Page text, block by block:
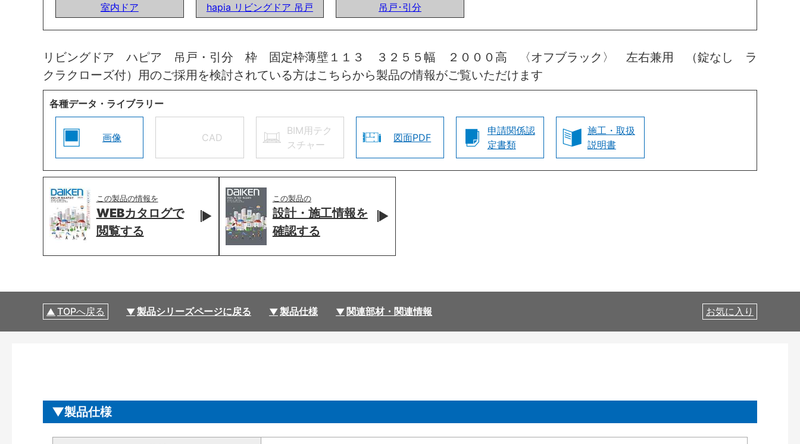
室内ドア
hapia リビングドア 吊戸 吊戸･引分
リビングドア ハピア 吊戸・引分 枠 固定枠薄壁１１３ ３２５５幅 ２０００高 〈オフブラック〉 左右兼用 （錠なし ラ
クラクローズ付）用のご採用を検討されている方はこちらから製品の情報がご覧いただけます
各種データ・ライブラリー
画像 CAD
BIM用テク
スチャー
図面PDF
申請関係認
定書類
施工・取扱
説明書
この製品の情報を
WEBカタログで
閲覧する
この製品の
設計・施工情報を
確認する
TOPへ戻る 製品シリーズページに戻る 製品仕様 関連部材・関連情報 お気に入り
製品仕様